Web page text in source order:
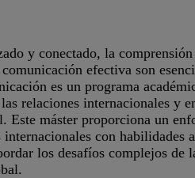
y conectado, la
efectiva son
es un programa
relaciones internacionales y
Este máster proporciona un
con habilidades
los desafíos complejos